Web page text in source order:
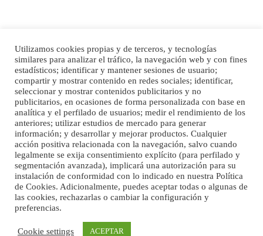
Adopcion
Busco casa de acogida para mi perrita ya que por temas de trabajo no la puedo
tener. Solo gente r...
Leales.org » Gran Canaria | 4.7.2025
Gata joven encontrada
Gata joven encontrada en zona calle San Bernardo de Las Palmas de Gran
Canaria. Es una gata castr...
Leales.org » Gran Canaria
4.7.2025
Inicio Publicidad
Política de privacidad
Aviso Legal
Cláusula de Cookies
Enlaces de interés
Utilizamos cookies propias y de terceros, y tecnologías
similares para analizar el tráfico, la navegación web y con fines
estadísticos; identificar y mantener sesiones de usuario;
compartir y mostrar contenido en redes sociales; identificar,
seleccionar y mostrar contenidos publicitarios y no
publicitarios, en ocasiones de forma personalizada con base en
analítica y el perfilado de usuarios; medir el rendimiento de los
anteriores; utilizar estudios de mercado para generar
información; y desarrollar y mejorar productos. Cualquier
acción positiva relacionada con la navegación, salvo cuando
legalmente se exija consentimiento explícito (para perfilado y
segmentación avanzada), implicará una autorización para su
instalación de conformidad con lo indicado en nuestra Política
de Cookies. Adicionalmente, puedes aceptar todas o algunas de
las cookies, rechazarlas o cambiar la configuración y
preferencias.
Cookie settings ACEPTAR